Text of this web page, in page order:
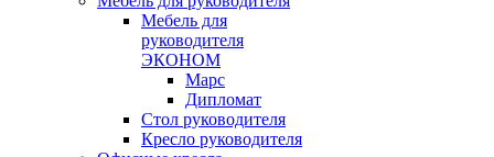
Мебель для
руководителя
ЭКОНОМ
Марс
Дипломат
Стол руководителя
Кресло руководителя